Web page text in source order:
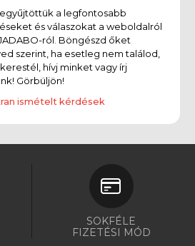
a legfontosabb
és válaszokat a weboldalról
ról. Böngészd őket
szerint, ha esetleg nem találod,
hívj minket vagy írj
Görbüljön!
ismételt kérdések
SOKFÉLE
FIZETÉSI MÓD